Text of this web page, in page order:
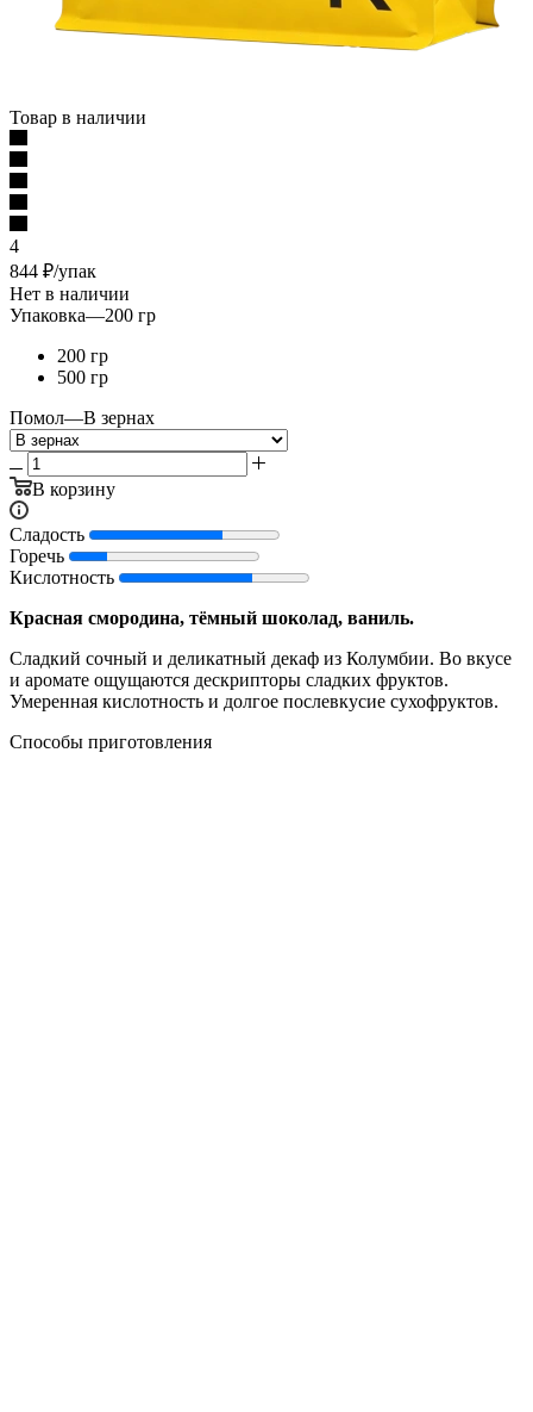
Товар в наличии
4
844 ₽/упак
Нет в наличии
Упаковка—200 гр
200 гр
500 гр
Помол—В зернах
В корзину
Сладость
Горечь
Кислотность
Красная смородина, тёмный шоколад, ваниль.
Сладкий сочный и деликатный декаф из Колумбии. Во вкусе
и аромате ощущаются дескрипторы сладких фруктов.
Умеренная кислотность и долгое послевкусие сухофруктов.
Способы приготовления